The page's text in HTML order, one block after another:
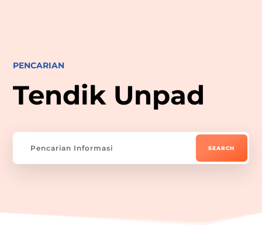
PENCARIAN
Tendik Unpad